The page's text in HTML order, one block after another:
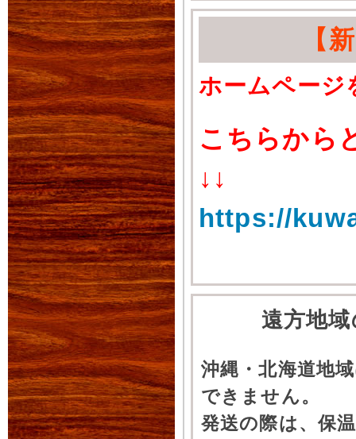
【
ホームページ
こちらから
↓↓
https://
遠方地
沖縄・北海道地
できません。
発送の際は、保